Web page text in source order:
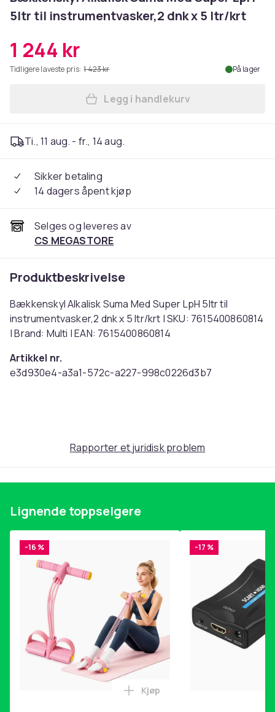
5ltr til instrumentvasker,2 dnk x 5 ltr/krt
1 244 kr
Tidligere laveste pris: 1 423 kr På lager
Legg Bækkenskyl Alkalisk
Legg i handlekurv
Ti., 11 aug. - fr., 14 aug.
Sikker betaling
14 dagers åpent kjøp
Selges og leveres av
CS MEGASTORE
Produktbeskrivelse
Bækkenskyl Alkalisk Suma Med Super LpH 5ltr til
instrumentvasker,2 dnk x 5 ltr/krt | SKU: 7615400860814
| Brand: Multi | EAN: 7615400860814
Artikkel nr.
e3d930e4-a3a1-572c-a227-998c0226d3b7
Rapporter et juridisk problem
Lignende toppselgere
-16 %
Legg Magetrener, 6-rørs
Kjøp
-17 %